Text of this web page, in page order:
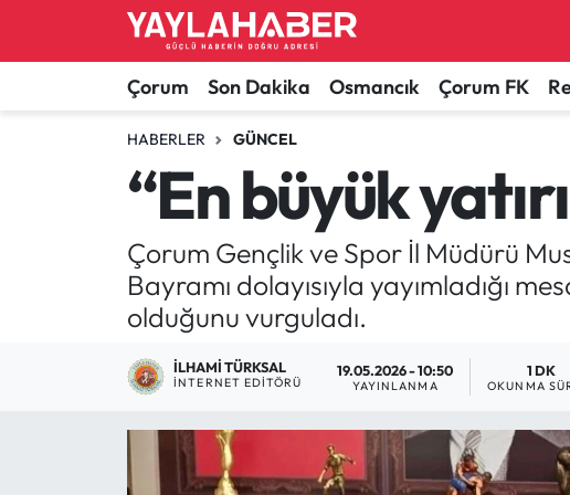
Çorum Son Dakika Osmancık Çorum FK
HABERLER GÜNCEL
“En büyük
Çorum Gençlik ve Spor İl Müdürü
Bayramı dolayısıyla yayımladığı
olduğunu vurguladı.
İLHAMI TÜRKSAL
İNTERNET EDITÖRÜ
19.05.2026 - 10:50
YAYINLANMA
1 DK
OKUNMA
Alaca Haberleri
Bayat Haberleri
Bilgi - Keşfet Haberleri
Bilim ve Teknoloji
Boğazkale Haberleri
Çorum Haberleri
Dodurga Haberleri
Çorum Nöbetçi Eczaneler
Çorum Hava Durumu
Çorum Namaz Vakitleri
Çorum Trafik Yoğunluk Haritası
TFF 1.Lig Puan Durumu ve Fikstür
Tüm Manşetler
Haber Arşivi